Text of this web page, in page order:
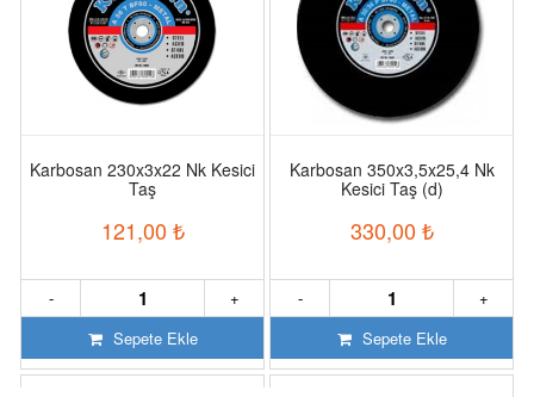
Karbosan 230x3x22 Nk Kesici
Taş
121,00 ₺
+
-
Sepete Ekle
Karbosan 350x3,5x25,4 Nk
Kesici Taş (d)
330,00 ₺
+
-
Sepete Ekle